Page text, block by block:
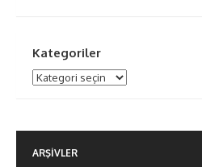
Kategoriler
Kategoriler
ARŞIVLER